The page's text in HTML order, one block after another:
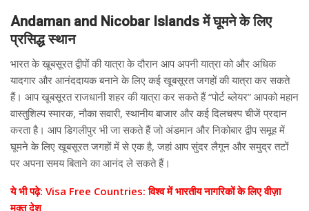
Andaman and Nicobar Islands में घूमने के लिए
प्रसिद्ध स्थान
भारत के खूबसूरत द्वीपों की यात्रा के दौरान आप अपनी यात्रा को और अधिक
यादगार और आनंददायक बनाने के लिए कई खूबसूरत जगहों की यात्रा कर सकते
हैं। आप खूबसूरत राजधानी शहर की यात्रा कर सकते हैं “पोर्ट ब्लेयर” आपको महान
वास्तुशिल्प स्मारक, नौका सवारी, स्थानीय बाजार और कई दिलचस्प चीजें प्रदान
करता है। आप डिगलीपुर भी जा सकते हैं जो अंडमान और निकोबार द्वीप समूह में
घूमने के लिए खूबसूरत जगहों में से एक है, जहां आप सुंदर लैगून और समुद्र तटों
पर अपना समय बिताने का आनंद ले सकते हैं।
ये भी पढ़े: Visa Free Countries: विश्व में भारतीय नागरिकों के लिए वीज़ा
मुक्त देश